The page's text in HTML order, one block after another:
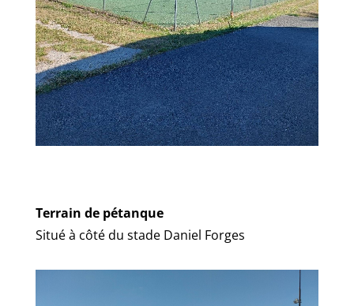
Terrain de pétanque
Situé à côté du stade Daniel Forges